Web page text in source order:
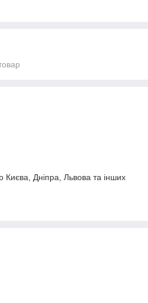
Києва, Дніпра, Львова та інших